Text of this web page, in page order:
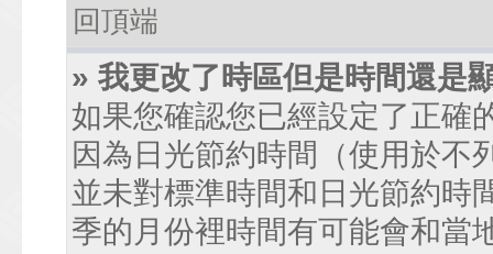
回頂端
» 我更改了時區但是時間還是
如果您確認您已經設定了正確
因為日光節約時間（使用於不
並未對標準時間和日光節約時
季的月份裡時間有可能會和當